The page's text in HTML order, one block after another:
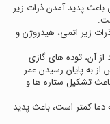
باعث پدید آمدن ذرات زیر
زیر اتمی، هیدروژن و
آن، توده های گازی
به پایان رسیدن عمر
تشکیل ستاره ها و
کمتر است، باعث پدید